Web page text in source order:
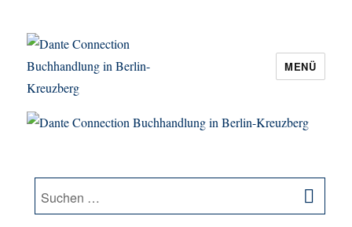
Dante Connection Buchhandlung in
MENÜ
Suche
nach: